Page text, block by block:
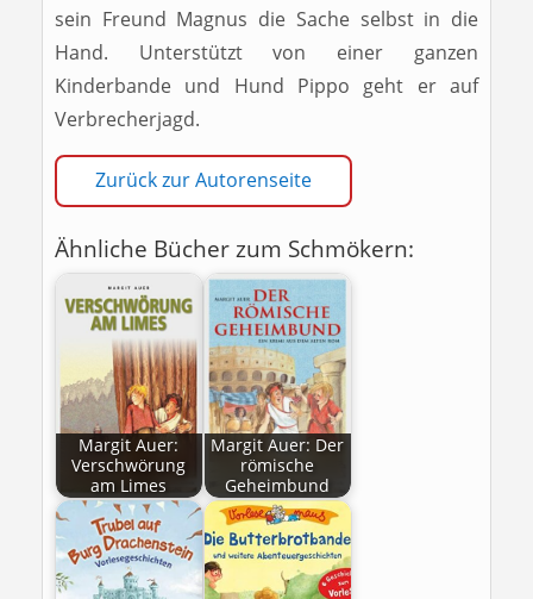
sein Freund Magnus die Sache selbst in die
Hand. Unterstützt von einer ganzen
Kinderbande und Hund Pippo geht er auf
Verbrecherjagd.
Zurück zur Autorenseite
Ähnliche Bücher zum Schmökern:
Margit Auer:
Verschwörung
am Limes
Margit Auer: Der
römische
Geheimbund